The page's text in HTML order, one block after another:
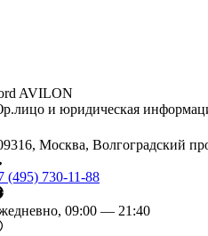
AVILON
и юридическая
Москва, Волгоградский
(495) 730-11-88
09:00 — 21:40